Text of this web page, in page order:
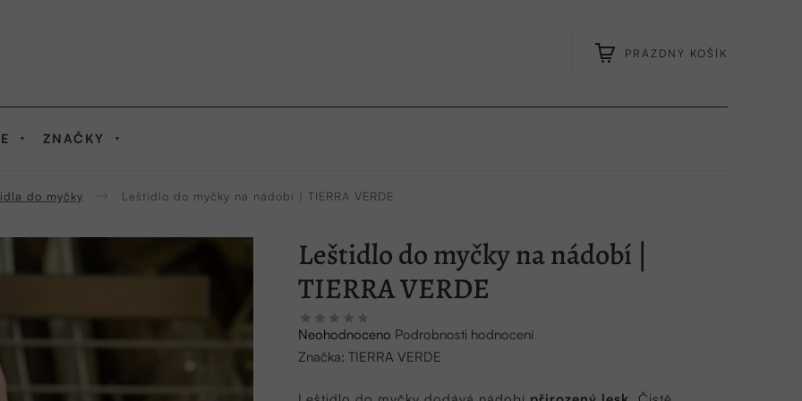
PRÁZDNÝ KOŠÍK
ZNAČKY
do myčky Leštidlo do myčky na nádobí | TIERRA VERDE
Leštidlo do myčky na nádobí |
TIERRA VERDE
Průměrné
hodnocení
produktu
Neohodnoceno Podrobnosti hodnocení
Značka: TIERRA VERDE